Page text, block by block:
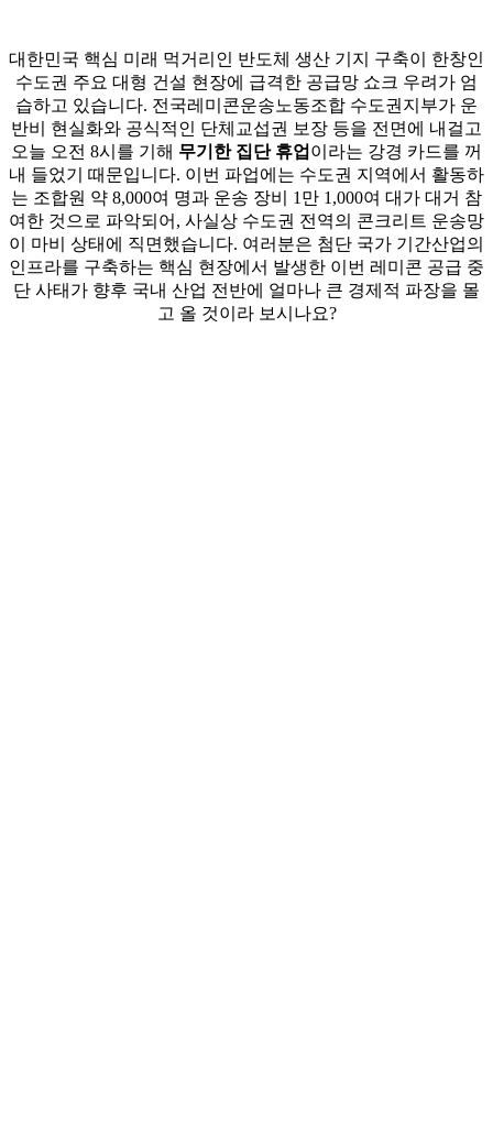
대한민국 핵심 미래 먹거리인 반도체 생산 기지 구축이 한창인
수도권 주요 대형 건설 현장에 급격한 공급망 쇼크 우려가 엄
습하고 있습니다. 전국레미콘운송노동조합 수도권지부가 운
반비 현실화와 공식적인 단체교섭권 보장 등을 전면에 내걸고
오늘 오전 8시를 기해 무기한 집단 휴업 이라는 강경 카드를 꺼
내 들었기 때문입니다. 이번 파업에는 수도권 지역에서 활동하
는 조합원 약 8,000여 명과 운송 장비 1만 1,000여 대가 대거 참
여한 것으로 파악되어, 사실상 수도권 전역의 콘크리트 운송망
이 마비 상태에 직면했습니다. 여러분은 첨단 국가 기간산업의
인프라를 구축하는 핵심 현장에서 발생한 이번 레미콘 공급 중
단 사태가 향후 국내 산업 전반에 얼마나 큰 경제적 파장을 몰
고 올 것이라 보시나요?